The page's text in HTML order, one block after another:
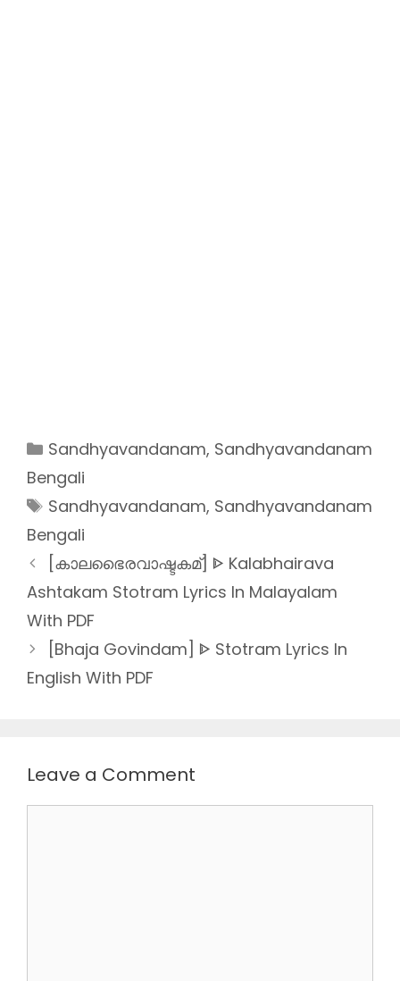
Categories
Sandhyavandanam, Sandhyavandanam
Bengali
Tags
Sandhyavandanam, Sandhyavandanam
Bengali
[കാലഭൈരവാഷ്ടകമ്] ᐈ Kalabhairava
Ashtakam Stotram Lyrics In Malayalam
With PDF
[Bhaja Govindam] ᐈ Stotram Lyrics In
English With PDF
Leave a Comment